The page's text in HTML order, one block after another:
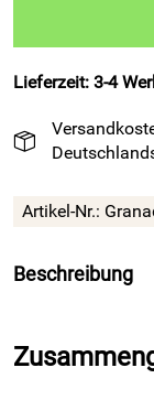
Lieferzeit: 3-4
Artikel-Nr.:
Beschreibung
dynamischen
Fußball